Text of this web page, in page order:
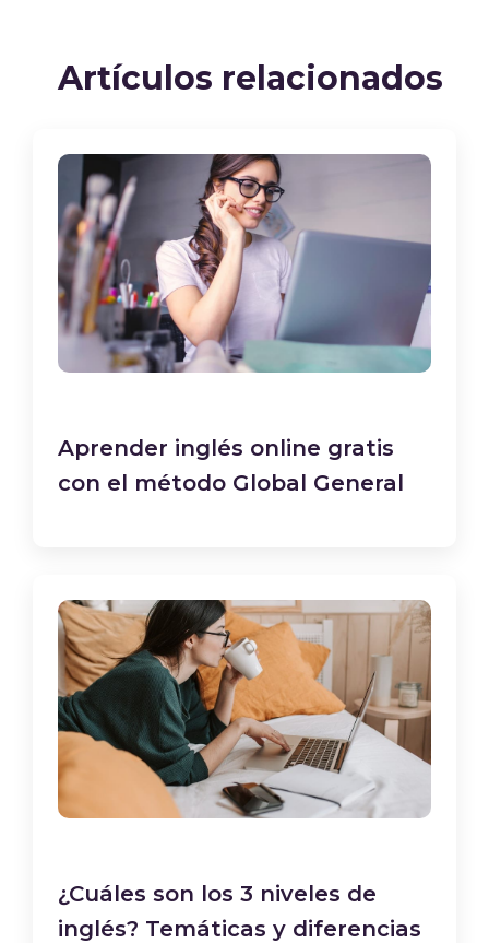
Artículos relacionados
Aprender inglés online gratis
con el método Global General
¿Cuáles son los 3 niveles de
inglés? Temáticas y diferencias